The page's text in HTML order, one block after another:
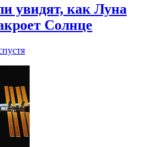
увидят, как Луна
Солнце